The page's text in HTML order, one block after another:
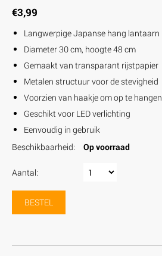
€3,99
Langwerpige Japanse hang lantaarn
Diameter 30 cm, hoogte 48 cm
Gemaakt van transparant rijstpapier
Metalen structuur voor de stevigheid
Voorzien van haakje om op te hangen
Geschikt voor LED verlichting
Eenvoudig in gebruik
Beschikbaarheid:
Op voorraad
Aantal:
BESTEL